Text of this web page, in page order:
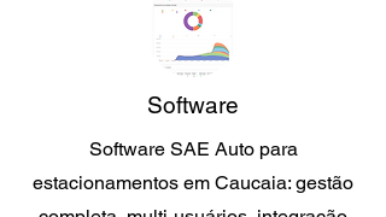
Software
Software SAE Auto para
estacionamentos em Caucaia: gestão